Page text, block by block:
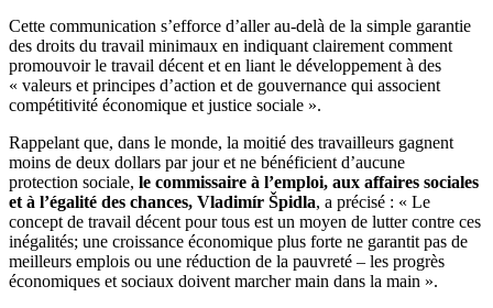
Cette communication s’efforce d’aller au-delà de la simple garantie
des droits du travail minimaux en indiquant clairement comment
promouvoir le travail décent et en liant le développement à des
« valeurs et principes d’action et de gouvernance qui associent
compétitivité économique et justice sociale ».
Rappelant que, dans le monde, la moitié des travailleurs gagnent
moins de deux dollars par jour et ne bénéficient d’aucune
protection sociale, le commissaire à l’emploi, aux affaires sociales
et à l’égalité des chances, Vladimír Špidla, a précisé : « Le
concept de travail décent pour tous est un moyen de lutter contre ces
inégalités; une croissance économique plus forte ne garantit pas de
meilleurs emplois ou une réduction de la pauvreté – les progrès
économiques et sociaux doivent marcher main dans la main ».